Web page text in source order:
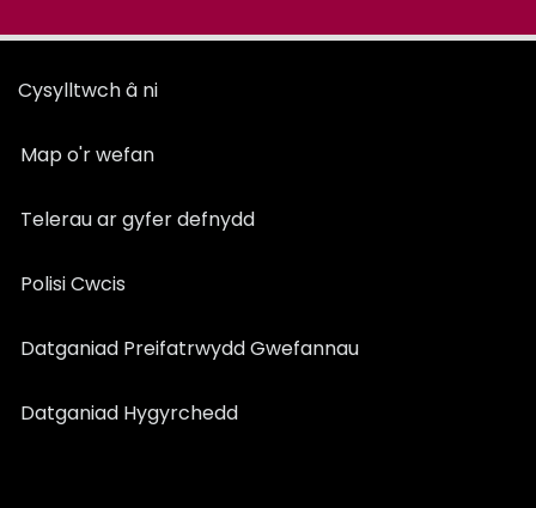
Cysylltwch â ni
Map o'r wefan
Telerau ar gyfer defnydd
Polisi Cwcis
Datganiad Preifatrwydd Gwefannau
Datganiad Hygyrchedd